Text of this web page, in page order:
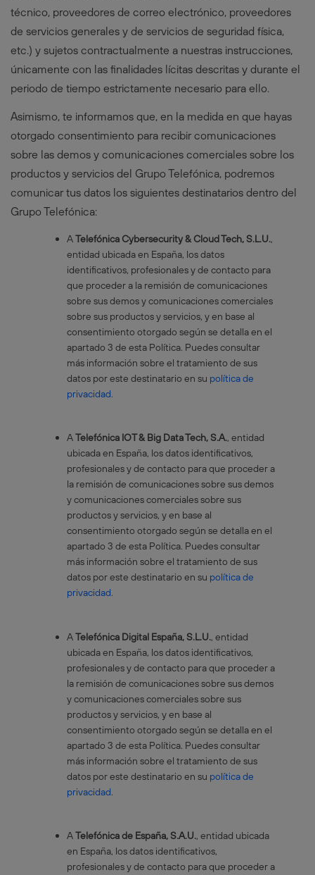
técnico, proveedores de correo electrónico, proveedores
de servicios generales y de servicios de seguridad física,
etc.) y sujetos contractualmente a nuestras instrucciones,
únicamente con las finalidades lícitas descritas y durante el
periodo de tiempo estrictamente necesario para ello.
Asimismo, te informamos que, en la medida en que hayas
otorgado consentimiento para recibir comunicaciones
sobre las demos y comunicaciones comerciales sobre los
productos y servicios del Grupo Telefónica, podremos
comunicar tus datos los siguientes destinatarios dentro del
Grupo Telefónica:
ATelefónica Cybersecurity & Cloud Tech, S.L.U.,
entidad ubicada en España, los datos
identificativos, profesionales y de contacto para
que proceder a la remisión de comunicaciones
sobre sus demos y comunicaciones comerciales
sobre sus productos y servicios, y en base al
consentimiento otorgado según se detalla en el
apartado 3 de esta Política. Puedes consultar
más información sobre el tratamiento de sus
datos por este destinatario en su política de
privacidad.
ATelefónica IOT & Big Data Tech, S.A., entidad
ubicada en España, los datos identificativos,
profesionales y de contacto para que proceder a
la remisión de comunicaciones sobre sus demos
y comunicaciones comerciales sobre sus
productos y servicios, y en base al
consentimiento otorgado según se detalla en el
apartado 3 de esta Política. Puedes consultar
más información sobre el tratamiento de sus
datos por este destinatario en su política de
privacidad.
ATelefónica Digital España, S.L.U., entidad
ubicada en España, los datos identificativos,
profesionales y de contacto para que proceder a
la remisión de comunicaciones sobre sus demos
y comunicaciones comerciales sobre sus
productos y servicios, y en base al
consentimiento otorgado según se detalla en el
apartado 3 de esta Política. Puedes consultar
más información sobre el tratamiento de sus
datos por este destinatario en su política de
privacidad.
ATelefónica de España, S.A.U., entidad ubicada
en España, los datos identificativos,
profesionales y de contacto para que proceder a